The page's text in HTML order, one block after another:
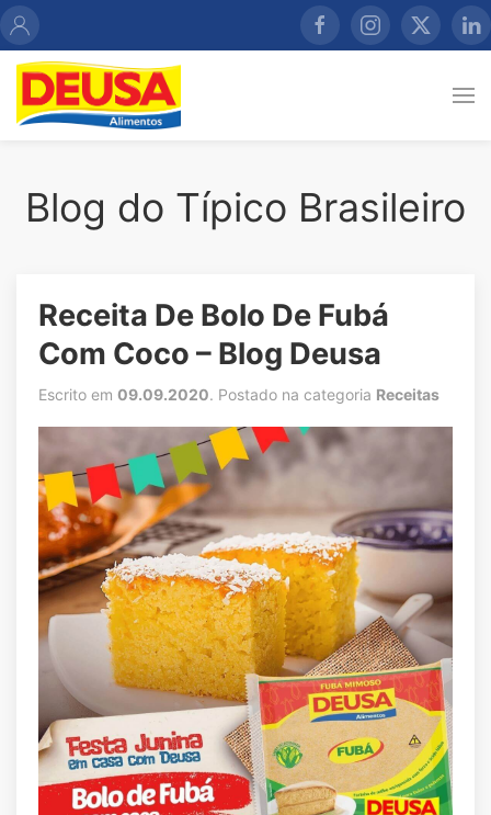
Blog do Típico Brasileiro
Receita De Bolo De Fubá
Com Coco – Blog Deusa
Escrito em 09.09.2020. Postado na categoria Receitas